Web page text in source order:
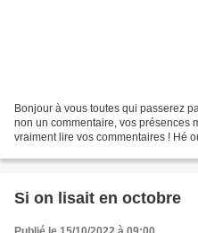
Bonjour à vous toutes qui passerez
non un commentaire, vos présences
vraiment lire vos commentaires ! Hé
Si on lisait en octobre